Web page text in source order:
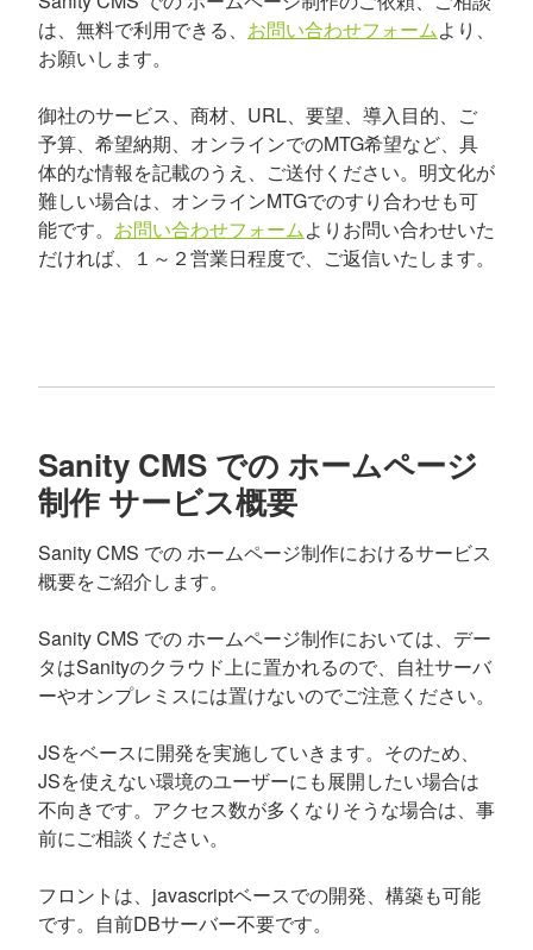
は、無料で利用できる、 お問い合わせフォームより、
お願いします。
御社のサービス、商材、URL、要望、導入目的、ご
予算、希望納期、オンラインでのMTG希望など、具
体的な情報を記載のうえ、ご送付ください。明文化が
難しい場合は、オンラインMTGでのすり合わせも可
能です。 お問い合わせフォームよりお問い合わせいた
だければ、１～２営業日程度で、ご返信いたします。
Sanity CMS での ホームページ
制作 サービス概要
Sanity CMS での ホームページ制作におけるサービス
概要をご紹介します。
Sanity CMS での ホームページ制作においては、デー
タはSanityのクラウド上に置かれるので、自社サーバ
ーやオンプレミスには置けないのでご注意ください。
JSをベースに開発を実施していきます。そのため、
JSを使えない環境のユーザーにも展開したい場合は
不向きです。アクセス数が多くなりそうな場合は、事
前にご相談ください。
フロントは、javascriptベースでの開発、構築も可能
です。自前DBサーバー不要です。